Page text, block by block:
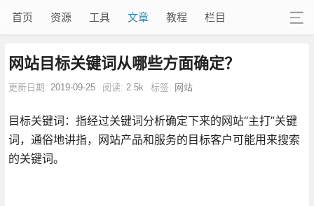
首页 资源 工具 文章 教程 栏目
网站目标关键词从哪些方面确定？
更新日期: 2019-09-25 阅读: 2.5k 标签: 网站
目标关键词：指经过关键词分析确定下来的网站“主打”关键
词，通俗地讲指，网站产品和服务的目标客户可能用来搜索
的关键词。